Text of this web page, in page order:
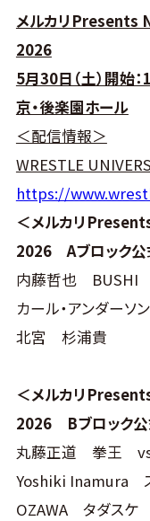
メルカリPresents
2026
5月30日（土）開
京・後楽園ホール
＜配信情報＞
WRESTLE
https://
＜メルカリ
2026 Aブロック公
内藤哲也
カール・アンダー
北宮 杉浦貴
＜メルカリ
2026 Bブロック公
丸藤正道 拳王
Yoshiki Inamura
OZAWA タダスケ